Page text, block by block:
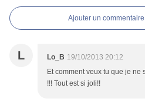
Ajouter un commentaire
L Lo_B 19/10/2013 20:12
Et comment veux tu que je
!!! Tout est si joli!!